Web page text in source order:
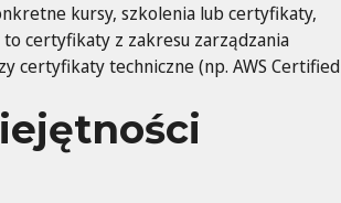
kursy, szkolenia lub certyfikaty,
certyfikaty z zakresu zarządzania
certyfikaty techniczne (np. AWS Certified